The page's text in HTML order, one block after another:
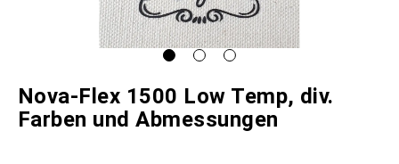
Nova-Flex 1500 Low Temp, div.
Farben und Abmessungen